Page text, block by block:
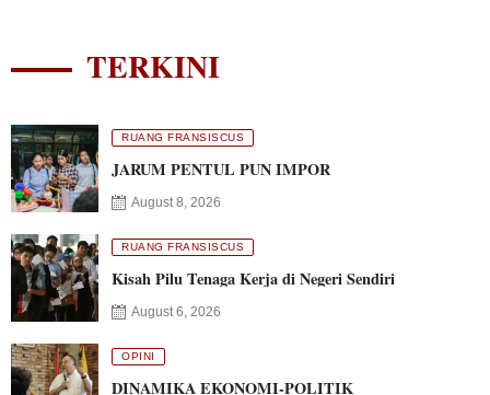
TERKINI
RUANG FRANSISCUS
JARUM PENTUL PUN IMPOR
August 8, 2026
RUANG FRANSISCUS
Kisah Pilu Tenaga Kerja di Negeri Sendiri
August 6, 2026
OPINI
DINAMIKA EKONOMI-POLITIK